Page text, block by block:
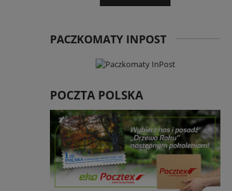
PACZKOMATY INPOST
POCZTA POLSKA